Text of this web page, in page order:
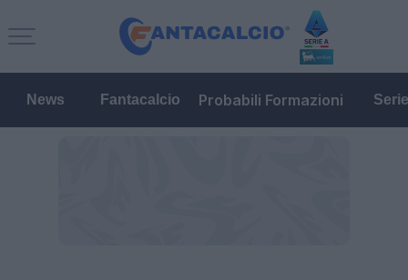
News Fantacalcio Probabili Formazioni